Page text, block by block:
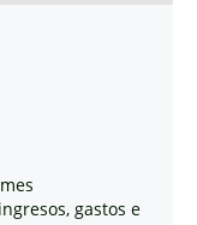
gastos e